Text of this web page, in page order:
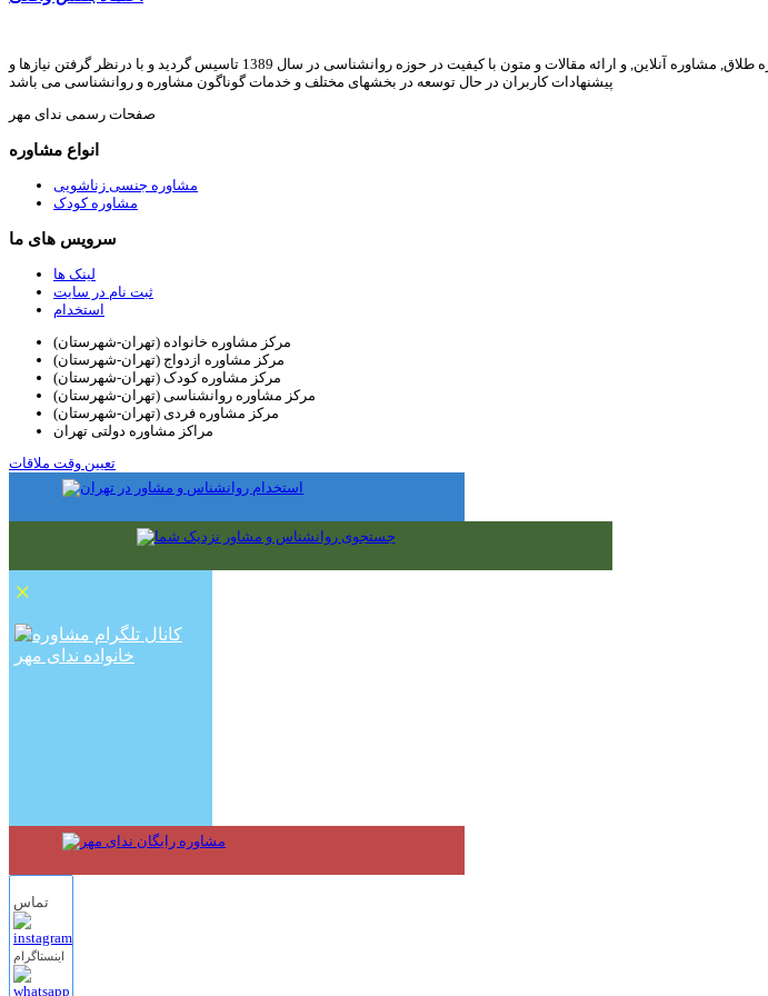
ندای مهر با هدف ارائه خدمات مشاوره خانواده, روانشناسی, رواندرمانی, روانشناسی کودک, مشاوره ازدواج, مشاوره طلاق, مشاوره آنلاین, و ارائه مقالات و متون با کیفیت در حوزه روانشناسی در سال 1389 تاسیس گردید و با درنظر گرفتن نیازها و
پیشنهادات کاربران در حال توسعه در بخشهای مختلف و خدمات گوناگون مشاوره و روانشناسی می باشد
صفحات رسمی ندای مهر
انواع مشاوره
مشاوره جنسی زناشویی
مشاوره کودک
سرویس های ما
لینک ها
ثبت نام در سایت
استخدام
مرکز مشاوره خانواده (تهران-شهرستان)
مرکز مشاوره ازدواج (تهران-شهرستان)
مرکز مشاوره کودک (تهران-شهرستان)
مرکز مشاوره روانشناسی (تهران-شهرستان)
مرکز مشاوره فردی (تهران-شهرستان)
مراکز مشاوره دولتی تهران
تعیین وقت ملاقات
×
تماس
اینستاگرام